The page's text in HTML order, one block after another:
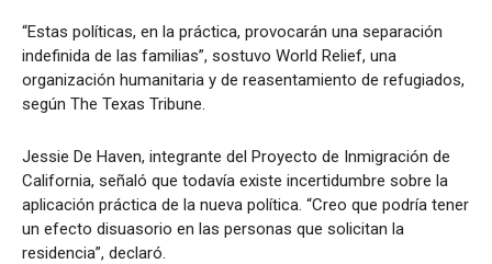
“Estas políticas, en la práctica, provocarán una separación
indefinida de las familias”, sostuvo World Relief, una
organización humanitaria y de reasentamiento de refugiados,
según The Texas Tribune.
Jessie De Haven, integrante del Proyecto de Inmigración de
California, señaló que todavía existe incertidumbre sobre la
aplicación práctica de la nueva política. “Creo que podría tener
un efecto disuasorio en las personas que solicitan la
residencia”, declaró.